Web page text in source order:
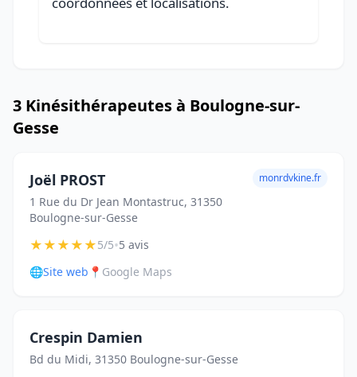
3 Kinésithérapeutes à Boulogne-sur-
Gesse
Joël PROST
1 Rue du Dr Jean Montastruc, 31350
Boulogne-sur-Gesse
monrdvkine.fr
★★★★★5/5•5 avis
🌐Site web 📍 Google Maps
Crespin Damien
Bd du Midi, 31350 Boulogne-sur-Gesse